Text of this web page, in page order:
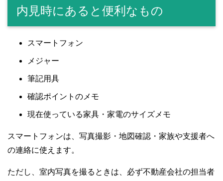
内見時にあると便利なもの
スマートフォン
メジャー
筆記用具
確認ポイントのメモ
現在使っている家具・家電のサイズメモ
スマートフォンは、写真撮影・地図確認・家族や支援者へ
の連絡に使えます。
ただし、室内写真を撮るときは、必ず不動産会社の担当者